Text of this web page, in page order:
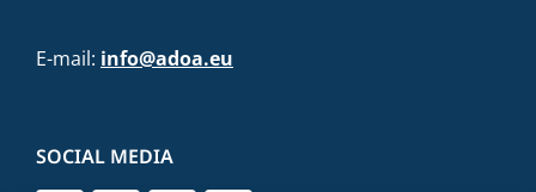
E-mail: info@adoa.eu
SOCIAL MEDIA